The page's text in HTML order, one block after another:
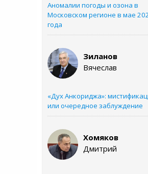
Аномалии погоды и озона в
Московском регионе в мае
года
Зиланов
Вячеслав
«Дух Анкориджа»:
или очередное заблуждение
Хомяков
Дмитрий